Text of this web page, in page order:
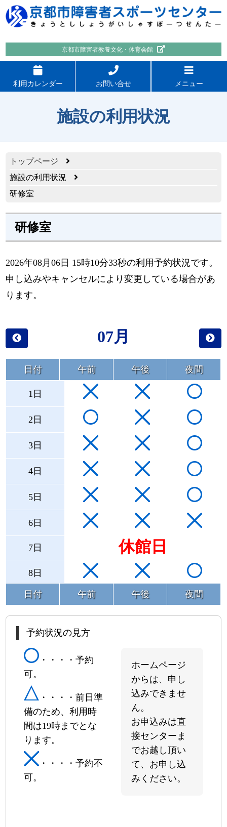
京都市障害者教養文化・体育会館
利用カレンダー お問い合せ メニュー
施設の利用状況
トップページ
施設の利用状況
研修室
研修室
2026年08月06日 15時10分33秒の利用予約状況です。
申し込みやキャンセルにより変更している場合があ
ります。
07月
日付 午前 午後 夜間
1日
2日
3日
4日
5日
6日
7日 休館日
8日
9日
11日
12日
13日
14日 休館日
15日
16日
日付 午前 午後 夜間
予約状況の見方
・・・・予約
可。
・・・・前日準
備のため、利用時
間は19時までとな
ります。
・・・・予約不
可。
ホームページ
からは、申し
込みできませ
ん。
お申込みは直
接センターま
でお越し頂い
て、お申し込
みください。